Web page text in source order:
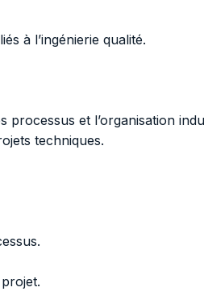
à l’ingénierie qualité.
processus et l’organisation
techniques.